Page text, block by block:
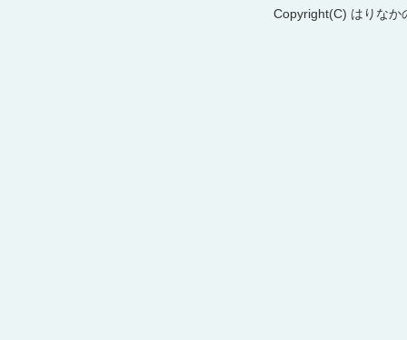
Copyright(C) はりなか